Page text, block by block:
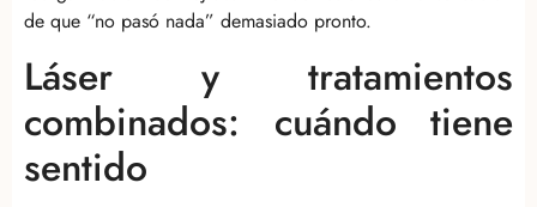
de que “no pasó nada” demasiado pronto.
Láser y tratamientos
combinados: cuándo tiene
sentido